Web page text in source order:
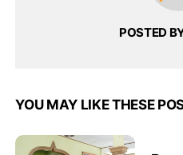
POSTED
YOU MAY LIKE THESE